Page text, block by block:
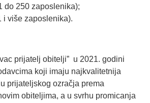
do 250 zaposlenika);
i više zaposlenika).
prijatelj obitelji” u 2021. godini
koji imaju najkvalitetnija
prijateljskog ozračja prema
obiteljima, a u svrhu promicanja